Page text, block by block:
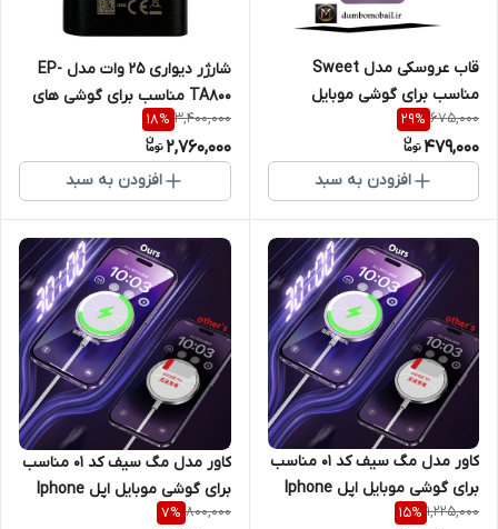
قاب عروسکی مدل Sweet
مناسب برای گوشی موبایل
شیائومی Poco F3
675,000
29%
479,000
افزودن به سبد
شارژر دیواری 25 وات مدل EP-
TA800 مناسب برای گوشی های
موبایل سامسونگ
3,400,000
18%
2,760,000
افزودن به سبد
کاور مدل مگ سیف کد 01 مناسب
برای گوشی موبایل اپل Iphone
XR
1,225,000
15%
کاور مدل مگ سیف کد 01 مناسب
برای گوشی موبایل اپل Iphone
7Plus / 8Plus
800,000
7%